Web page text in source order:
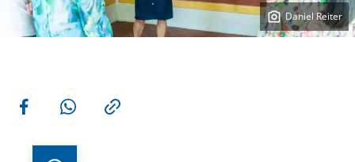
Daniel Reiter
Weitere Aktionen
Teilen auf Facebook
Teilen via WhatsApp
Kopieren